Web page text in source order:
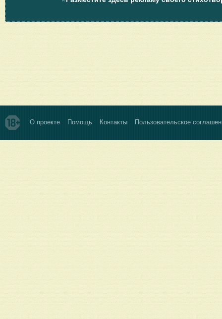
О проекте Помощь Контакты Пользовательское